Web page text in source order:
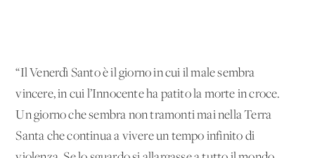
“Il Venerdì Santo è il giorno in cui il male sembra
vincere, in cui l’Innocente ha patito la morte in croce.
Un giorno che sembra non tramonti mai nella Terra
Santa che continua a vivere un tempo infinito di